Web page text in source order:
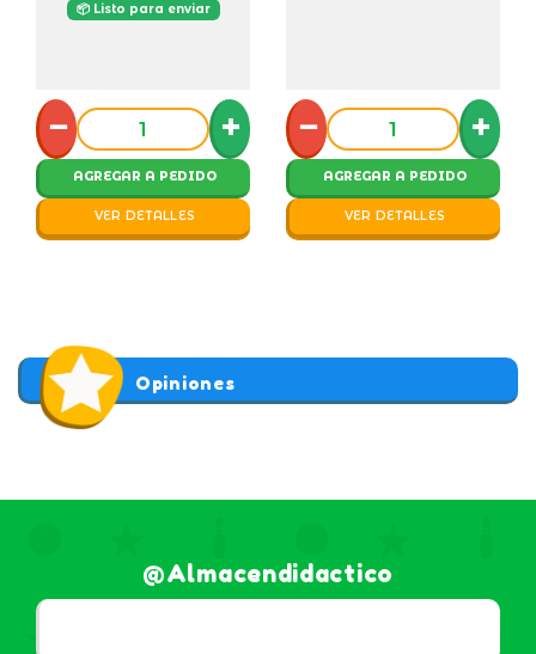
📦 Listo para enviar
− +
AGREGAR A PEDIDO
VER DETALLES
− +
AGREGAR A PEDIDO
VER DETALLES
Opiniones
@almacendidactico